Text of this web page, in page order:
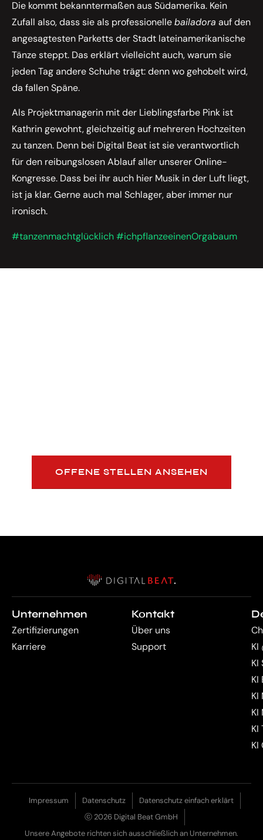
Die kommt bekanntermaßen aus Südamerika. Kein
Zufall also, dass sie als professionellebailadora auf den
angesagtesten Parketts der Stadt lateinamerikanische
Tänze steppt. Das erklärt vielleicht auch, warum sie
jeden Tag andere Schuhe trägt: denn wo gehobelt wird,
da fallen Späne.
Als Projektmanagerin mit der Lieblingsfarbe Pink ist
Kathrin gewohnt, gleichzeitig auf mehreren Hochzeiten
zu tanzen. Denn bei Digital Beat ist sie verantwortlich
für den reibungslosen Ablauf aller unserer Online-
Kongresse. Dass bei ihr auch hier Musik in der Luft liegt,
ist ja klar. Gerne auch mal Schlager, aber immer nur
ironisch.
#tanzenmachtglücklich #ichpflanzeeinenOrgabaum
OFFENE STELLEN ANSEHEN
Unternehmen
Zertifizierungen
Karriere
Kontakt
Über uns
Support
KI
KI
KI
KI
KI
KI
KI
Impressum Datenschutz
Datenschutz einfach erklärt
ⓒ 2026 Digital Beat GmbH
Unsere Angebote richten sich ausschließlich an Unternehmen.